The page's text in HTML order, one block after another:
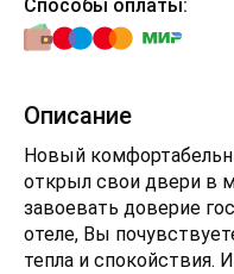
Способы оплаты:
Описание
Новый
открыл свои двери в
завоевать доверие
отеле, Вы
тепла и спокойствия.